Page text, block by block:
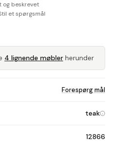
Forespørg mål
teak
12866
og beskrevet
et spørgsmål
4 lignende møbler herunder